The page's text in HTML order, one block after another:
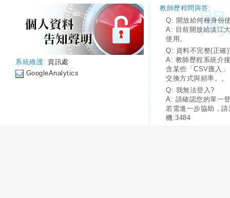
系統維護: 資訊處
GoogleAnalytics
教師歷程問與答:
Q: 開放給何種身份
A: 目前開放給淡江
使用。
Q: 資料不完整(正確
A: 教師歷程系統介
含某些「CSV匯入
交換方式與頻率。。
Q: 我無法登入?
A: 請確認您的單一
若需進一步協助，
機:3484